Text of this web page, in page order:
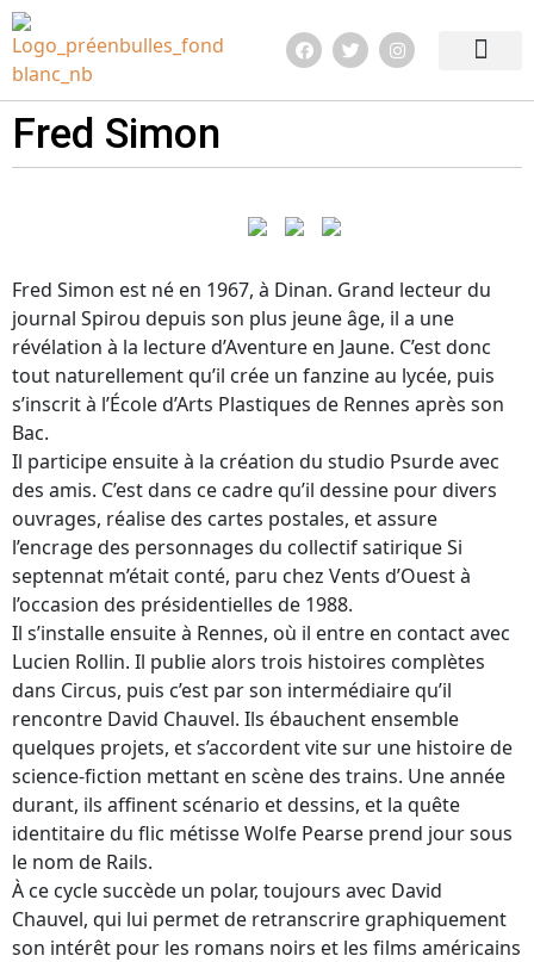
Fred Simon
Fred Simon est né en 1967, à Dinan. Grand lecteur du
journal Spirou depuis son plus jeune âge, il a une
révélation à la lecture d’Aventure en Jaune. C’est donc
tout naturellement qu’il crée un fanzine au lycée, puis
s’inscrit à l’École d’Arts Plastiques de Rennes après son
Bac.
Il participe ensuite à la création du studio Psurde avec
des amis. C’est dans ce cadre qu’il dessine pour divers
ouvrages, réalise des cartes postales, et assure
l’encrage des personnages du collectif satirique Si
septennat m’était conté, paru chez Vents d’Ouest à
l’occasion des présidentielles de 1988.
Il s’installe ensuite à Rennes, où il entre en contact avec
Lucien Rollin. Il publie alors trois histoires complètes
dans Circus, puis c’est par son intermédiaire qu’il
rencontre David Chauvel. Ils ébauchent ensemble
quelques projets, et s’accordent vite sur une histoire de
science-fiction mettant en scène des trains. Une année
durant, ils affinent scénario et dessins, et la quête
identitaire du flic métisse Wolfe Pearse prend jour sous
le nom de Rails.
À ce cycle succède un polar, toujours avec David
Chauvel, qui lui permet de retranscrire graphiquement
son intérêt pour les romans noirs et les films américains